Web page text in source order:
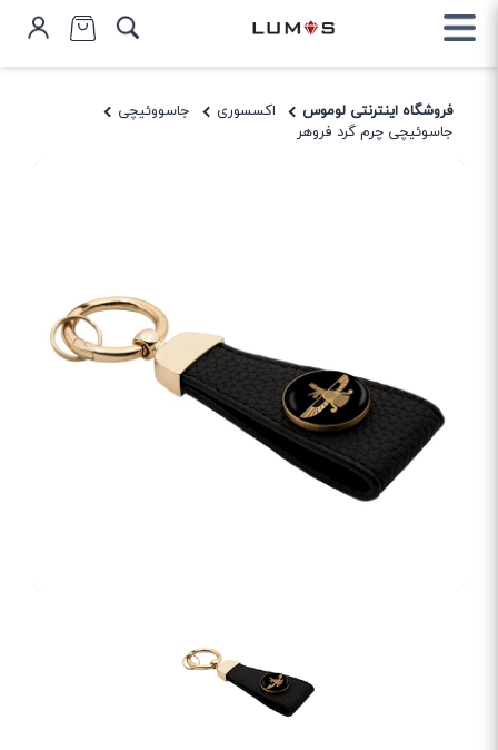
فروشگاه اینترنتی لوموس اکسسوری
جاسووئیچی
جاسوئیچی چرم گرد فروهر